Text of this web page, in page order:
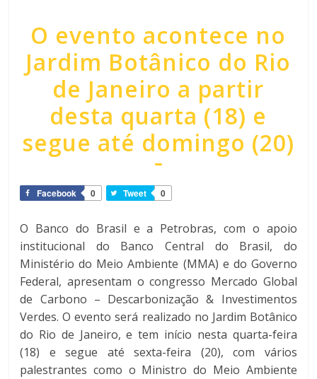
O evento acontece no
Jardim Botânico do Rio
de Janeiro a partir
desta quarta (18) e
segue até domingo (20)
Facebook 0 Tweet 0
O Banco do Brasil e a Petrobras, com o apoio
institucional do Banco Central do Brasil, do
Ministério do Meio Ambiente (MMA) e do Governo
Federal, apresentam o congresso Mercado Global
de Carbono – Descarbonização & Investimentos
Verdes. O evento será realizado no Jardim Botânico
do Rio de Janeiro, e tem início nesta quarta-feira
(18) e segue até sexta-feira (20), com vários
palestrantes como o Ministro do Meio Ambiente